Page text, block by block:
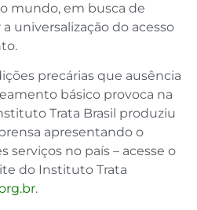
mundo, em busca de
universalização do acesso
precárias que ausência
básico provoca na
Trata Brasil produziu
apresentando o
serviços no país – acesse o
do Instituto Trata
.